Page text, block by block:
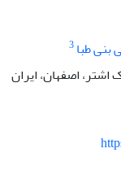
طبا3
اصفهان، ایران